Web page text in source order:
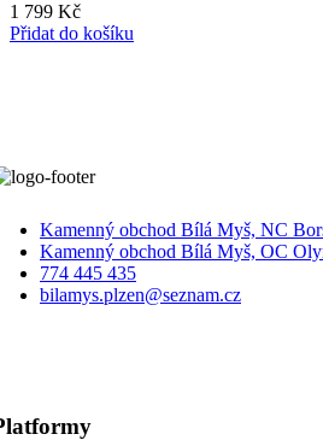
1 799 Kč
Přidat do košíku
Kamenný obchod Bílá Myš, NC
Kamenný obchod Bílá Myš, OC
774 445 435
bilamys.plzen@seznam.cz